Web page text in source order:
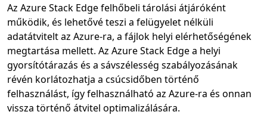
Az Azure Stack Edge felhőbeli tárolási átjáróként
működik, és lehetővé teszi a felügyelet nélküli
adatátvitelt az Azure-ra, a fájlok helyi elérhetőségének
megtartása mellett. Az Azure Stack Edge a helyi
gyorsítótárazás és a sávszélesség szabályozásának
révén korlátozhatja a csúcsidőben történő
felhasználást, így felhasználható az Azure-ra és onnan
vissza történő átvitel optimalizálására.